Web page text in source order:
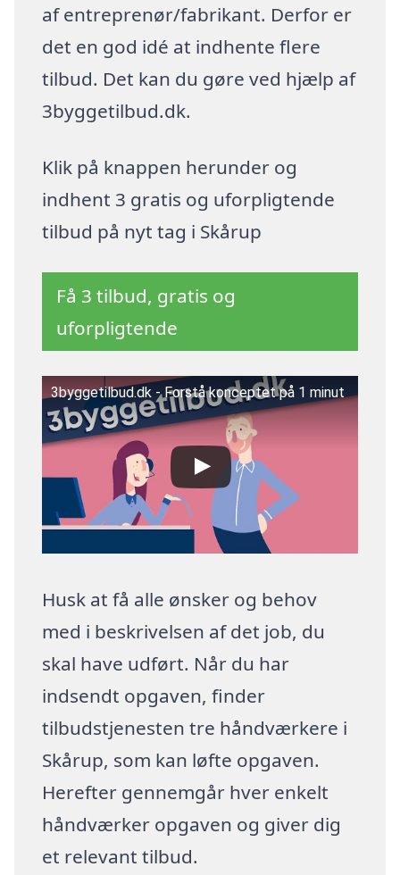
af entreprenør/fabrikant. Derfor er
det en god idé at indhente flere
tilbud. Det kan du gøre ved hjælp af
3byggetilbud.dk.
Klik på knappen herunder og
indhent 3 gratis og uforpligtende
tilbud på nyt tag i Skårup
Få 3 tilbud, gratis og
uforpligtende
3byggetilbud.dk - Forstå konceptet på 1 minut
Husk at få alle ønsker og behov
med i beskrivelsen af det job, du
skal have udført. Når du har
indsendt opgaven, finder
tilbudstjenesten tre håndværkere i
Skårup, som kan løfte opgaven.
Herefter gennemgår hver enkelt
håndværker opgaven og giver dig
et relevant tilbud.